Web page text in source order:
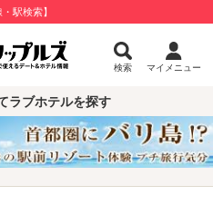
駅検索】
検索 マイメニュー
ラブホテルを探す